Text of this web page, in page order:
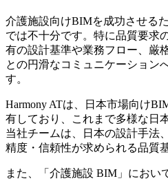
介護施設向けBIMを成功させる
では不十分です。特に品質要求
有の設計基準や業務フロー、厳
との円滑なコミュニケーション
す。
Harmony ATは、日本市場向け
有しており、これまで多様な日
当社チームは、日本の設計手法
精度・信頼性が求められる品質
また、「介護施設 BIM」におい